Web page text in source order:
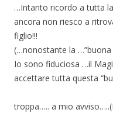
…Intanto ricordo a tutta
ancora non riesco a
figlio!!!
(…nonostante la …”buona
Io sono fiduciosa …il
accettare tutta questa
troppa….. a mio